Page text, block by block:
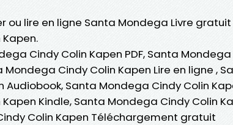
ou lire en ligne Santa Mondega Livre gratuit
Cindy Colin Kapen PDF, Santa
Mondega Cindy Colin Kapen Lire en ligne ,
Audiobook, Santa Mondega Cindy Colin
Kindle, Santa Mondega Cindy Colin
Colin Kapen Téléchargement gratuit